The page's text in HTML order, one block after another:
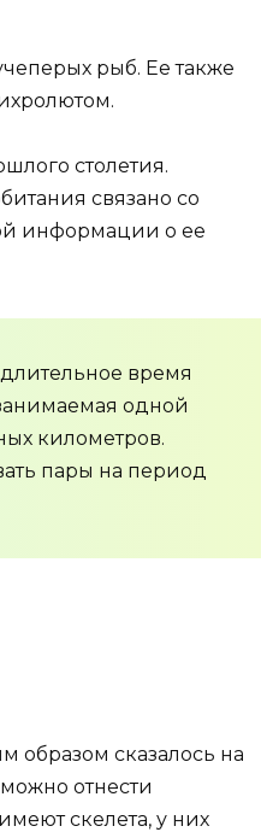
рыб. Ее также
столетия.
связано со
информации о ее
время
одной
километров.
пары на период
образом сказалось на
отнести
скелета, у них